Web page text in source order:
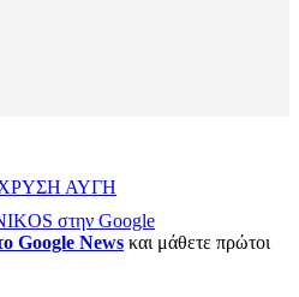
ΑΥΓΗ
στην Google
Google News και μάθετε πρώτοι